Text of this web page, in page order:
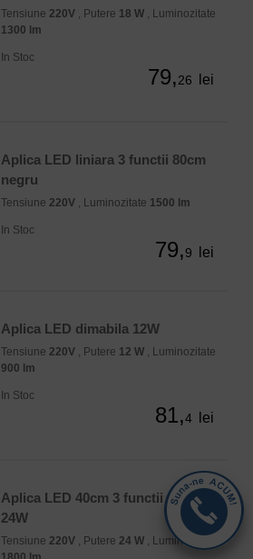
Tensiune 220V , Putere 18 W , Luminozitate
1300 lm
In Stoc
79,26 lei
Aplica LED liniara 3 functii 80cm
negru
Tensiune 220V , Luminozitate 1500 lm
In Stoc
79,9 lei
Aplica LED dimabila 12W
Tensiune 220V , Putere 12 W , Luminozitate
900 lm
In Stoc
81,4 lei
Aplica LED 40cm 3 functii neagra
24W
Tensiune 220V , Putere 24 W , Luminozitate